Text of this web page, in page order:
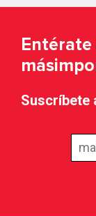
más
Suscríbete